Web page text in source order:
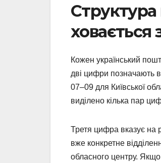
Структура
ховається
Кожен український
дві цифри позначають
07–09 для Київської
виділено кілька пар
Третя цифра вказує на
вже конкретне
обласного центру. Якщо